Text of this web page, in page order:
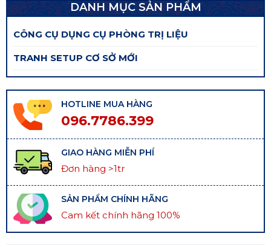
DANH MỤC SẢN PHẨM
CÔNG CỤ DỤNG CỤ PHÒNG TRỊ LIỆU
TRANH SETUP CƠ SỞ MỚI
HOTLINE MUA HÀNG
096.7786.399
GIAO HÀNG MIỄN PHÍ
Đơn hàng >1tr
SẢN PHẨM CHÍNH HÃNG
Cam kết chính hãng 100%